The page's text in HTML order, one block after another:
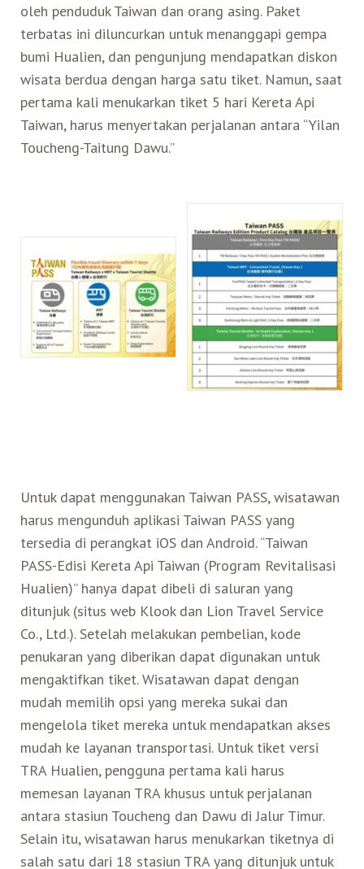
oleh penduduk Taiwan dan orang asing. Paket
terbatas ini diluncurkan untuk menanggapi gempa
bumi Hualien, dan pengunjung mendapatkan diskon
wisata berdua dengan harga satu tiket. Namun, saat
pertama kali menukarkan tiket 5 hari Kereta Api
Taiwan, harus menyertakan perjalanan antara “Yilan
Toucheng-Taitung Dawu.”
Untuk dapat menggunakan Taiwan PASS, wisatawan
harus mengunduh aplikasi Taiwan PASS yang
tersedia di perangkat iOS dan Android. “Taiwan
PASS-Edisi Kereta Api Taiwan (Program Revitalisasi
Hualien)” hanya dapat dibeli di saluran yang
ditunjuk (situs web Klook dan Lion Travel Service
Co., Ltd.). Setelah melakukan pembelian, kode
penukaran yang diberikan dapat digunakan untuk
mengaktifkan tiket. Wisatawan dapat dengan
mudah memilih opsi yang mereka sukai dan
mengelola tiket mereka untuk mendapatkan akses
mudah ke layanan transportasi. Untuk tiket versi
TRA Hualien, pengguna pertama kali harus
memesan layanan TRA khusus untuk perjalanan
antara stasiun Toucheng dan Dawu di Jalur Timur.
Selain itu, wisatawan harus menukarkan tiketnya di
salah satu dari 18 stasiun TRA yang ditunjuk untuk